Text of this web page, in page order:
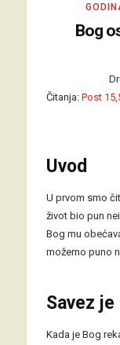
Bog
Čitanja:Post
Uvod
U prvom smo
život bio pun
Bog mu
možemo puno
Savez
Kada je Bog